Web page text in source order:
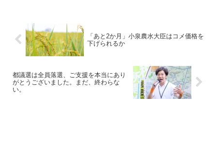
「あと2か月」小泉農水大臣はコメ価格を
下げられるか
都議選は全員落選、ご支援を本当にあり
がとうございました。まだ、終わらな
い。